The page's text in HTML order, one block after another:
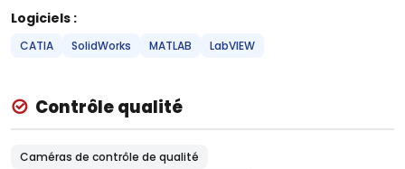
Logiciels :
CATIA SolidWorks MATLAB LabVIEW
Contrôle qualité
Caméras de contrôle de qualité